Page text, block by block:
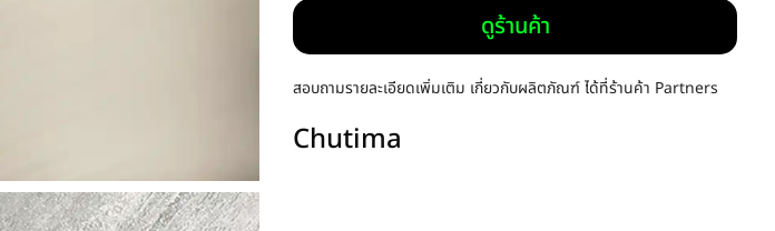
ดูร้านค้า
สอบถามรายละเอียดเพิ่มเติม เกี่ยวกับผลิตภัณฑ์ ได้ที่ร้านค้า Partners
Chutima